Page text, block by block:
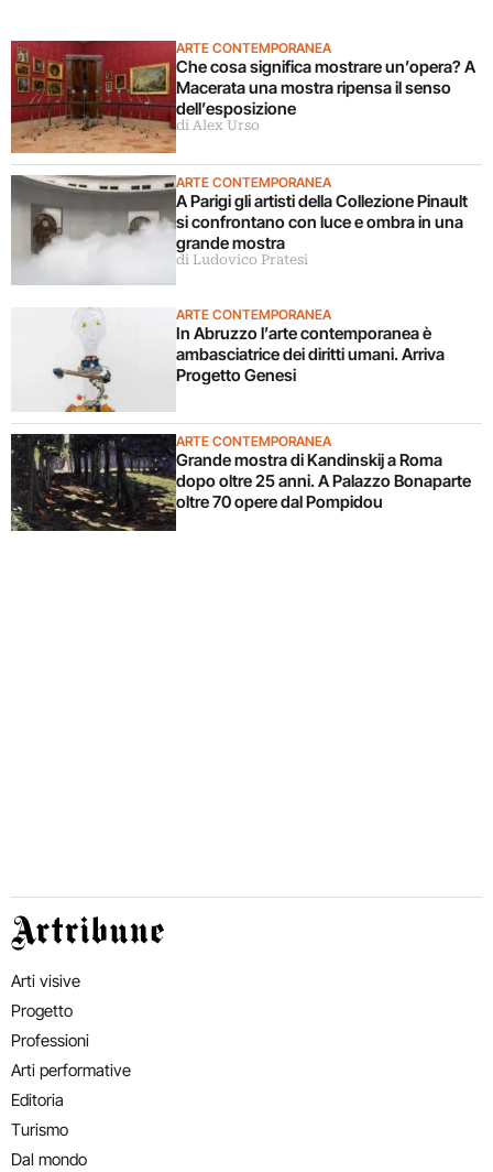
ARTE CONTEMPORANEA
Che cosa significa mostrare un’opera? A
Macerata una mostra ripensa il senso
dell’esposizione
di Alex Urso
ARTE CONTEMPORANEA
A Parigi gli artisti della Collezione Pinault
si confrontano con luce e ombra in una
grande mostra
di Ludovico Pratesi
ARTE CONTEMPORANEA
In Abruzzo l’arte contemporanea è
ambasciatrice dei diritti umani. Arriva
Progetto Genesi
ARTE CONTEMPORANEA
Grande mostra di Kandinskij a Roma
dopo oltre 25 anni. A Palazzo Bonaparte
oltre 70 opere dal Pompidou
Artribune
Arti visive
Progetto
Professioni
Arti performative
Editoria
Turismo
Dal mondo